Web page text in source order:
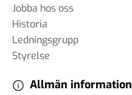
Jobba hos oss
Historia
Ledningsgrupp
Styrelse
Allmän information